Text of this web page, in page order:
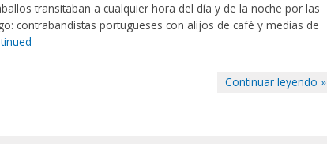
transitaban a cualquier hora del día y de la noche por las
contrabandistas portugueses con alijos de café y medias de
Continuar leyendo »